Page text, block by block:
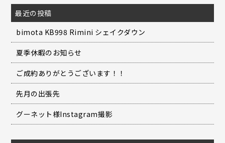
最近の投稿
bimota KB998 Rimini シェイクダウン
夏季休暇のお知らせ
ご成約ありがとうございます！！
先月の出張先
グーネット様Instagram撮影